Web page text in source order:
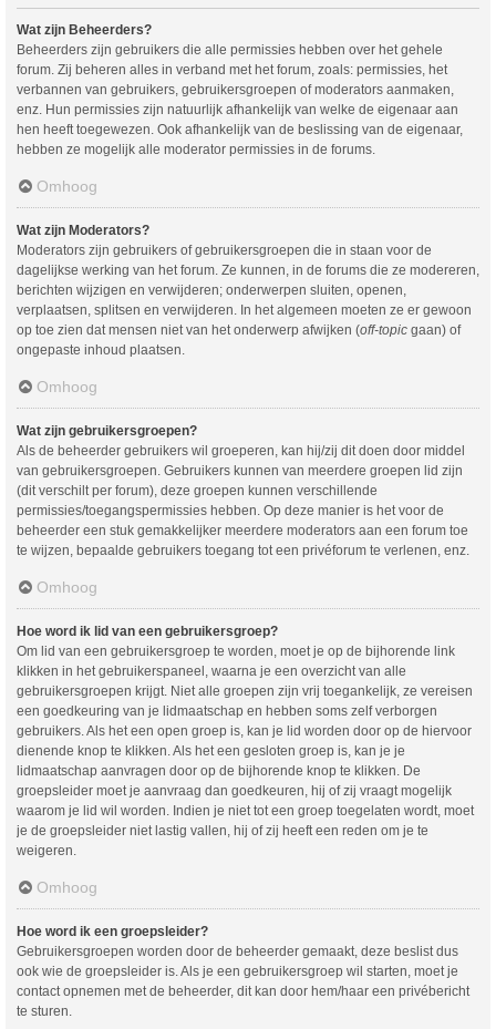
Wat zijn Beheerders?
Beheerders zijn gebruikers die alle permissies hebben over het gehele
forum. Zij beheren alles in verband met het forum, zoals: permissies, het
verbannen van gebruikers, gebruikersgroepen of moderators aanmaken,
enz. Hun permissies zijn natuurlijk afhankelijk van welke de eigenaar aan
hen heeft toegewezen. Ook afhankelijk van de beslissing van de eigenaar,
hebben ze mogelijk alle moderator permissies in de forums.
Omhoog
Wat zijn Moderators?
Moderators zijn gebruikers of gebruikersgroepen die in staan voor de
dagelijkse werking van het forum. Ze kunnen, in de forums die ze modereren,
berichten wijzigen en verwijderen; onderwerpen sluiten, openen,
verplaatsen, splitsen en verwijderen. In het algemeen moeten ze er gewoon
op toe zien dat mensen niet van het onderwerp afwijken (off-topic gaan) of
ongepaste inhoud plaatsen.
Omhoog
Wat zijn gebruikersgroepen?
Als de beheerder gebruikers wil groeperen, kan hij/zij dit doen door middel
van gebruikersgroepen. Gebruikers kunnen van meerdere groepen lid zijn
(dit verschilt per forum), deze groepen kunnen verschillende
permissies/toegangspermissies hebben. Op deze manier is het voor de
beheerder een stuk gemakkelijker meerdere moderators aan een forum toe
te wijzen, bepaalde gebruikers toegang tot een privéforum te verlenen, enz.
Omhoog
Hoe word ik lid van een gebruikersgroep?
Om lid van een gebruikersgroep te worden, moet je op de bijhorende link
klikken in het gebruikerspaneel, waarna je een overzicht van alle
gebruikersgroepen krijgt. Niet alle groepen zijn vrij toegankelijk, ze vereisen
een goedkeuring van je lidmaatschap en hebben soms zelf verborgen
gebruikers. Als het een open groep is, kan je lid worden door op de hiervoor
dienende knop te klikken. Als het een gesloten groep is, kan je je
lidmaatschap aanvragen door op de bijhorende knop te klikken. De
groepsleider moet je aanvraag dan goedkeuren, hij of zij vraagt mogelijk
waarom je lid wil worden. Indien je niet tot een groep toegelaten wordt, moet
je de groepsleider niet lastig vallen, hij of zij heeft een reden om je te
weigeren.
Omhoog
Hoe word ik een groepsleider?
Gebruikersgroepen worden door de beheerder gemaakt, deze beslist dus
ook wie de groepsleider is. Als je een gebruikersgroep wil starten, moet je
contact opnemen met de beheerder, dit kan door hem/haar een privébericht
te sturen.